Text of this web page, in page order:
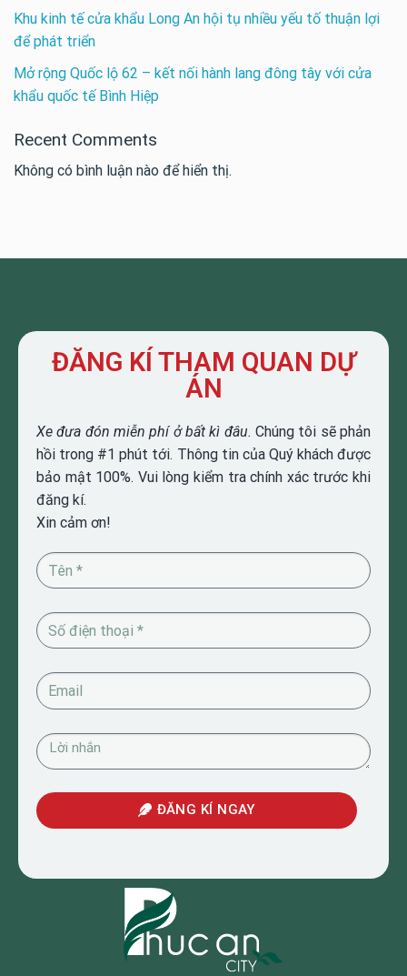
Khu kinh tế cửa khẩu Long An hội tụ nhiều yếu tố thuận lợi
để phát triển
Mở rộng Quốc lộ 62 – kết nối hành lang đông tây với cửa
khẩu quốc tế Bình Hiệp
Recent Comments
Không có bình luận nào để hiển thị.
ĐĂNG KÍ THAM QUAN DỰ
ÁN
Xe đưa đón miễn phí ở bất kì đâu. Chúng tôi sẽ phản
hồi trong #1 phút tới. Thông tin của Quý khách được
bảo mật 100%. Vui lòng kiểm tra chính xác trước khi
đăng kí.
Xin cảm ơn!
ĐĂNG KÍ NGAY